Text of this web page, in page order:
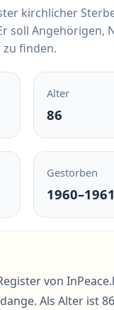
kirchlicher
soll Angehörigen,
finden.
Alter
86
Gestorben
1960–1961
von
Als Alter ist